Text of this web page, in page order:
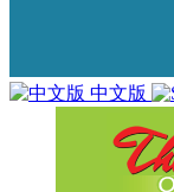
中文版